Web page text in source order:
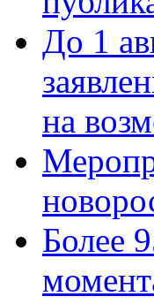
До 1
на
Более